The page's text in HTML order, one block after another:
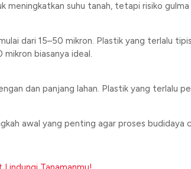
meningkatkan suhu tanah, tetapi risiko
dari 15–50 mikron. Plastik yang terlalu
biasanya ideal.
dan panjang lahan. Plastik yang terlalu
awal yang penting agar proses budidaya